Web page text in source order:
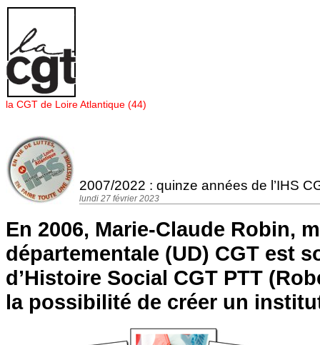
Panneau de gestion des cookies
la CGT de Loire Atlantique (44)
2007/2022 : quinze années de l’IHS
lundi 27 février 2023
En 2006, Marie-Claude Robin,
départementale (UD) CGT est
d’Histoire Social CGT PTT
la possibilité de créer un